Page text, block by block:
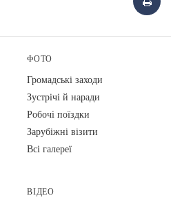
ФОТО
Громадські заходи
Зустрічі й наради
Робочі поїздки
Зарубіжні візити
Всі галереї
ВІДЕО